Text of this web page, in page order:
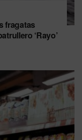
fragatas
‘Rayo’